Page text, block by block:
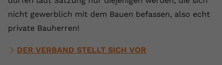
nicht gewerblich mit dem Bauen befassen, also echt
private Bauherren!
DER VERBAND STELLT SICH VOR